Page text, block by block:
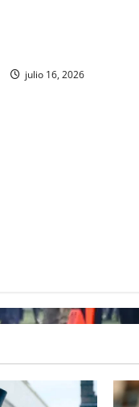
julio 16, 2026